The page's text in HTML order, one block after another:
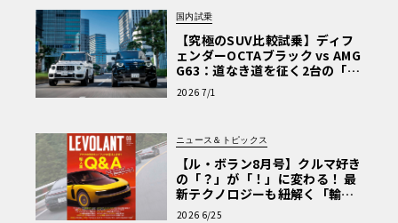
国内試乗
【究極のSUV比較試乗】ディフ
ェンダーOCTAブラック vs AMG
G63：道なき道を征く2台の「対
極的アプローチ」
2026 7/1
ニュース＆トピックス
【ル・ボラン8月号】クルマ好き
の「？」が「！」に変わる！ 最
新テクノロジーも紐解く「輸入
車Q&A」
2026 6/25